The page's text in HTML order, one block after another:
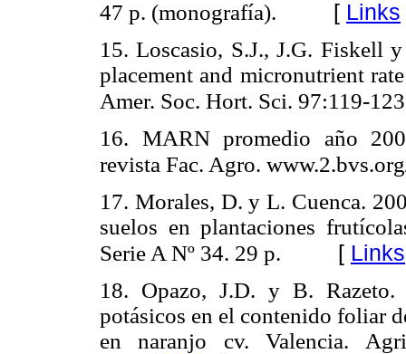
47 p. (monografía). [ Links
15. Loscasio, S.J., J.G. Fiskell
placement and micronutrient
Amer. Soc. Hort. Sci. 97:119-123
16. MARN promedio año
revista Fac. Agro.
17. Morales, D. y L. Cuenca.
suelos en plantaciones
Serie A Nº 34. 29 p. [ Links
18. Opazo, J.D. y B. Razeto.
potásicos en el contenido foliar
en naranjo cv. Valencia.